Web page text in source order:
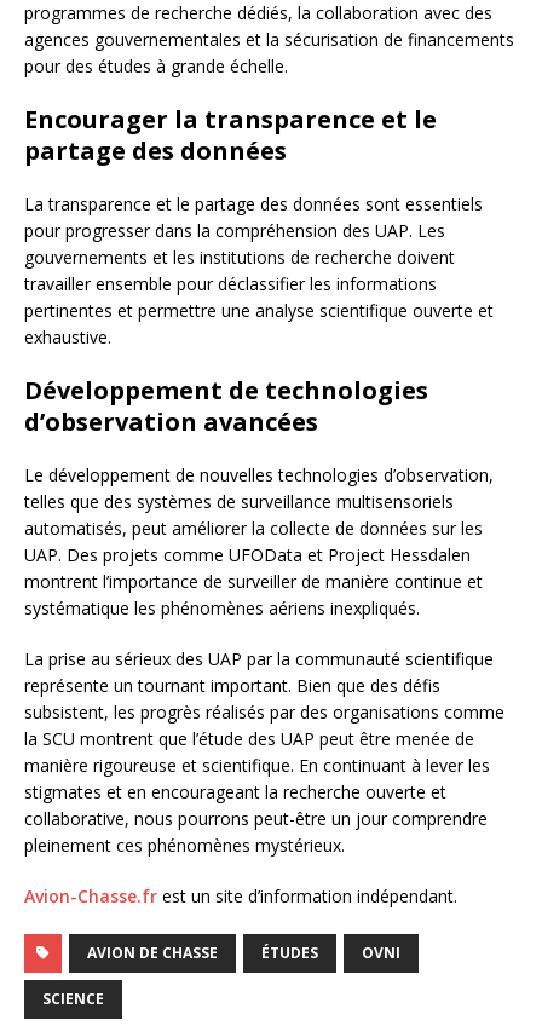
programmes de recherche dédiés, la collaboration avec des
agences gouvernementales et la sécurisation de financements
pour des études à grande échelle.
Encourager la transparence et le
partage des données
La transparence et le partage des données sont essentiels
pour progresser dans la compréhension des UAP. Les
gouvernements et les institutions de recherche doivent
travailler ensemble pour déclassifier les informations
pertinentes et permettre une analyse scientifique ouverte et
exhaustive.
Développement de technologies
d’observation avancées
Le développement de nouvelles technologies d’observation,
telles que des systèmes de surveillance multisensoriels
automatisés, peut améliorer la collecte de données sur les
UAP. Des projets comme UFOData et Project Hessdalen
montrent l’importance de surveiller de manière continue et
systématique les phénomènes aériens inexpliqués.
La prise au sérieux des UAP par la communauté scientifique
représente un tournant important. Bien que des défis
subsistent, les progrès réalisés par des organisations comme
la SCU montrent que l’étude des UAP peut être menée de
manière rigoureuse et scientifique. En continuant à lever les
stigmates et en encourageant la recherche ouverte et
collaborative, nous pourrons peut-être un jour comprendre
pleinement ces phénomènes mystérieux.
Avion-Chasse.fr est un site d’information indépendant.
AVION DE CHASSE ÉTUDES OVNI
SCIENCE